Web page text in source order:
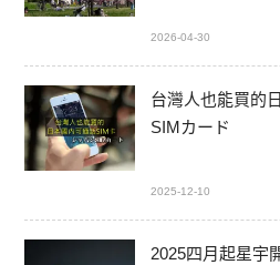
2026-04-30
台灣人也能買的
SIMカード
2025-12-10
2025四月起星宇